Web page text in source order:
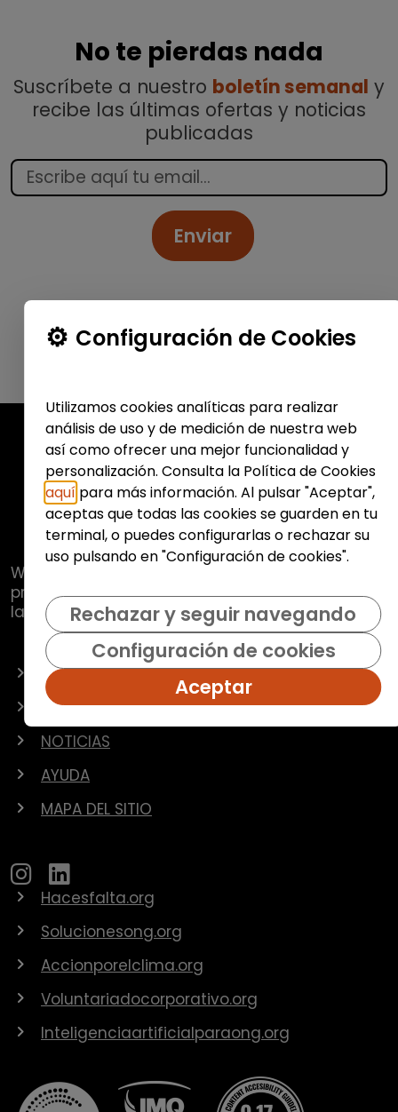
No te pierdas nada
Suscríbete a nuestro boletín semanal y
recibe las últimas ofertas y noticias
publicadas
Enviar
Web de
pretende promover y fomentar la inclusión
laboral de colectivos vulnerables.
OFERTAS
EMPRESAS
NOTICIAS
AYUDA
MAPA DEL SITIO
Hacesfalta.org
Solucionesong.org
Accionporelclima.org
Voluntariadocorporativo.org
Inteligenciaartificialparaong.org
Configuración de Cookies
Utilizamos cookies analíticas para realizar
análisis de uso y de medición de nuestra web
así como ofrecer una mejor funcionalidad y
personalización. Consulta la Política de Cookies
aquí para más información. Al pulsar "Aceptar",
aceptas que todas las cookies se guarden en tu
terminal, o puedes configurarlas o rechazar su
uso pulsando en "Configuración de cookies".
Rechazar y seguir navegando
Configuración de cookies
Aceptar